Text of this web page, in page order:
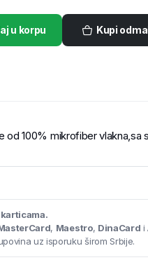
u korpu Kupi
od 100% mikrofiber vlakna,sa
, Maestro, DinaCard i
uz isporuku širom Srbije.